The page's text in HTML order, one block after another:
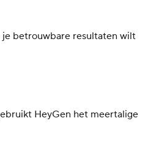
je betrouwbare resultaten wilt
HeyGen het meertalige